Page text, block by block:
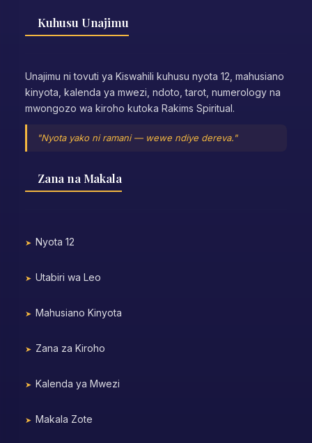
Kuhusu Unajimu
Unajimu ni tovuti ya Kiswahili kuhusu nyota 12, mahusiano
kinyota, kalenda ya mwezi, ndoto, tarot, numerology na
mwongozo wa kiroho kutoka Rakims Spiritual.
"Nyota yako ni ramani — wewe ndiye dereva."
Zana na Makala
Nyota 12
Utabiri wa Leo
Mahusiano Kinyota
Zana za Kiroho
Kalenda ya Mwezi
Makala Zote